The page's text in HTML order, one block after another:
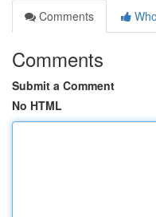
Comments
Comments
Submit a Comment
No HTML